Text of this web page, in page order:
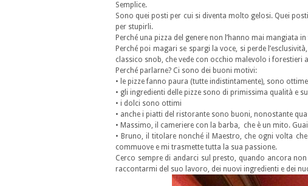
Semplice.
Sono quei posti per cui si diventa molto gelosi. Quei
per stupirli.
Perché una pizza del genere non l’hanno mai mangiata
Perché poi magari se spargi la voce, si perde
classico snob, che vede con occhio malevolo i forestieri
Perché parlarne? Ci sono dei buoni motivi:
• le pizze fanno paura (tutte indistintamente), sono ottime
• gli ingredienti delle pizze sono di primissima qualità e
• i dolci sono ottimi
• anche i piatti del ristorante sono buoni, nonostante
• Massimo, il cameriere con la barba, che è un mito.
• Bruno, il titolare nonché il Maestro, che ogni volta
commuove e mi trasmette tutta la sua passione.
Cerco sempre di andarci sul presto, quando ancora
raccontarmi del suo lavoro, dei nuovi ingredienti e dei